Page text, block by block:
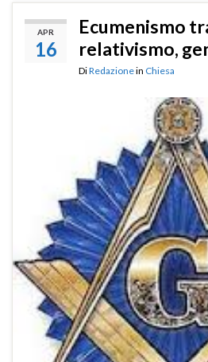
APR
16
Ecumenismo
relativismo,
DiRedazionein Chiesa